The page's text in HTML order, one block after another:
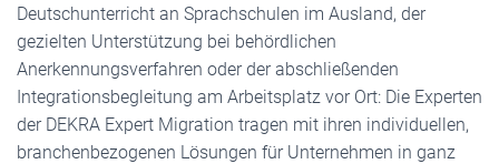
Deutschunterricht an Sprachschulen im Ausland, der
gezielten Unterstützung bei behördlichen
Anerkennungsverfahren oder der abschließenden
Integrationsbegleitung am Arbeitsplatz vor Ort: Die Experten
der DEKRA Expert Migration tragen mit ihren individuellen,
branchenbezogenen Lösungen für Unternehmen in ganz